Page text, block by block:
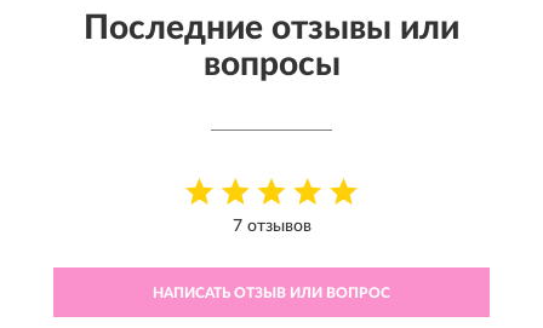
Последние отзывы или
вопросы
7 отзывов
НАПИСАТЬ ОТЗЫВ ИЛИ ВОПРОС